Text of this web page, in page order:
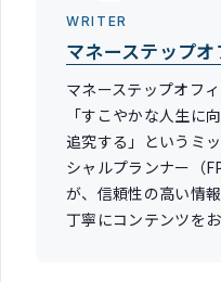
WRITER
マネーステップ
マネーステップオフ
「すこやかな人生に
追究する」というミ
シャルプランナー（
が、信頼性の高い情
丁寧にコンテンツをお